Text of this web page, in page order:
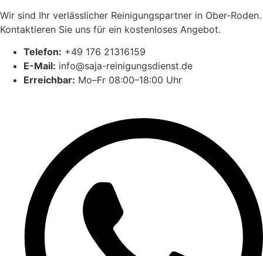
Wir sind Ihr verlässlicher Reinigungspartner in Ober-Roden.
Kontaktieren Sie uns für ein kostenloses Angebot.
Telefon: +49 176 21316159
E-Mail: info@saja-reinigungsdienst.de
Erreichbar: Mo–Fr 08:00–18:00 Uhr